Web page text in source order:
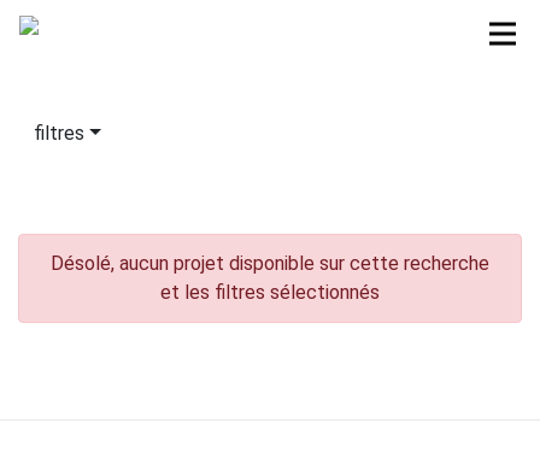
filtres
Désolé, aucun projet disponible sur cette recherche
et les filtres sélectionnés